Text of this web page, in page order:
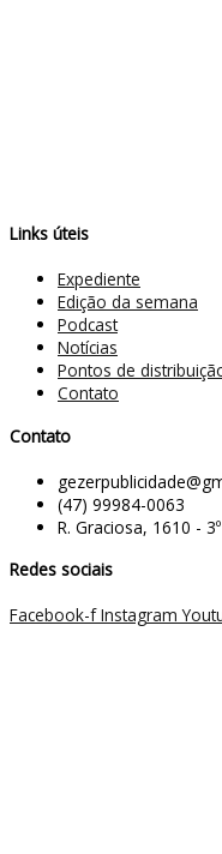
Links úteis
Expediente
Edição da semana
Podcast
Notícias
Pontos de
Contato
Contato
(47) 99984-0063
R. Graciosa, 1610 -
Redes sociais
Facebook-f Instagram